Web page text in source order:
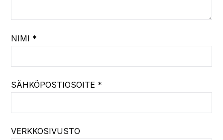
NIMI *
SÄHKÖPOSTIOSOITE *
VERKKOSIVUSTO